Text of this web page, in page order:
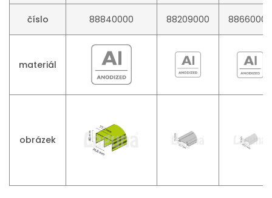
číslo 88840000 88209000 88660000
materiál
obrázek